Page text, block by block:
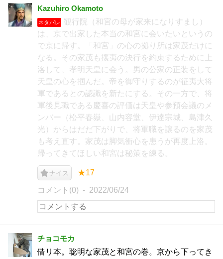
Kazuhiro Okamoto
ネタバレ
観行院（和宮の母が家来になりすまし）
は、京で出家した本当の和宮に会いたいというの
で京に帰す。「和宮」の心の拠り所は家茂だけに
なる。その家茂も攘夷の決行を約束するために上
洛して、孝明天皇に会う。男の公家の正装をして
天皇の心を掴んだ。帝を御守りするのが征夷大将
軍であるとの認識を新たにする。その一方で、将
軍後見職である慶喜の評価は天皇や参預会議のメ
ンバー（松平春嶽、山内容堂、伊達宗城、島津久
光）からはだだ下がりで、将軍職を譲るのを家茂
も考え直す。家茂は脚気衝心を患うが再度上洛。
帰ってきてほしい和宮は秘策を練る。
ナイス ★17
コメント(0) 2022/06/24
チョコモカ
借リ本。聡明な家茂と和宮の巻。京から下ってき